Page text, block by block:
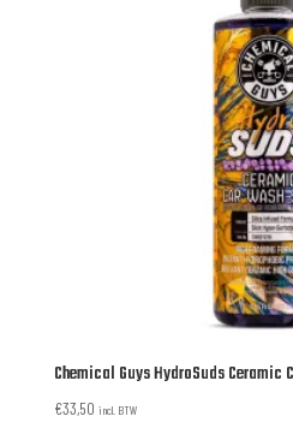
Chemical Guys HydroSuds Ceramic
€33,50 incl. BTW